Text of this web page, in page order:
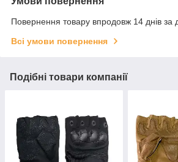
Повернення товару впродовж 14 днів за
Всі умови повернення
Подібні товари компанії